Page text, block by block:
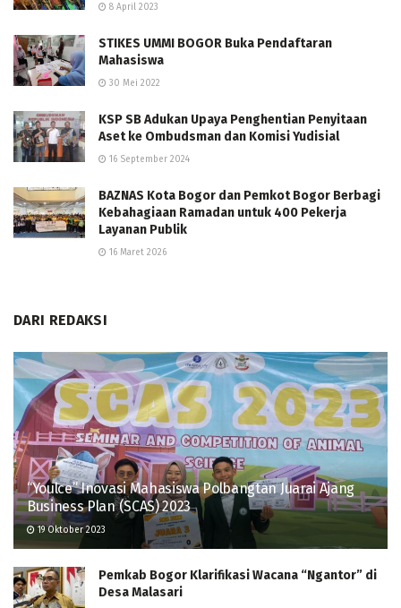
8 April 2023
STIKES UMMI BOGOR Buka Pendaftaran
Mahasiswa
30 Mei 2022
KSP SB Adukan Upaya Penghentian Penyitaan
Aset ke Ombudsman dan Komisi Yudisial
16 September 2024
BAZNAS Kota Bogor dan Pemkot Bogor Berbagi
Kebahagiaan Ramadan untuk 400 Pekerja
Layanan Publik
16 Maret 2026
DARI REDAKSI
“Youlce” Inovasi Mahasiswa Polbangtan Juarai Ajang
Business Plan (SCAS) 2023
19 Oktober 2023
Pemkab Bogor Klarifikasi Wacana “Ngantor” di
Desa Malasari